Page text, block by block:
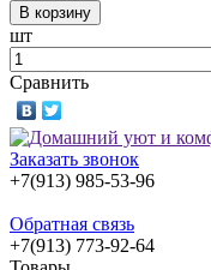
шт
Сравнить
Заказать звонок
+7(913) 985-53-96
Обратная связь
+7(913) 773-92-64